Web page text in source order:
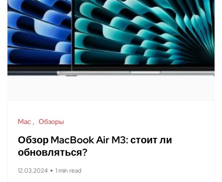
Mac Обзоры
Обзор MacBook Air M3: стоит ли
обновляться?
12.03.2024 1 min read